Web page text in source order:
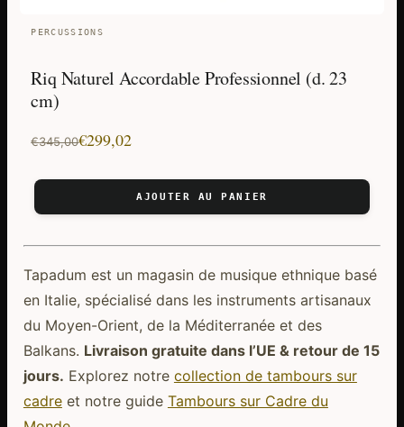
PERCUSSIONS
Riq Naturel Accordable Professionnel (d. 23
cm)
€345,00
Le
€345,00.
€299,02
Le
€299,02.
AJOUTER AU PANIER
Tapadum est un magasin de musique ethnique basé
en Italie, spécialisé dans les instruments artisanaux
du Moyen-Orient, de la Méditerranée et des
Balkans. Livraison gratuite dans l’UE & retour de 15
jours. Explorez notre collection de tambours sur
cadreet notre guide Tambours sur Cadre du